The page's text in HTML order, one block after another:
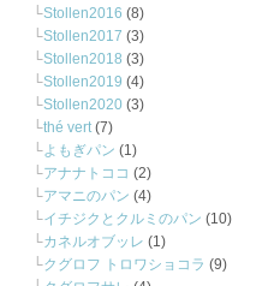
Stollen2016 (8)
Stollen2017 (3)
Stollen2018 (3)
Stollen2019 (4)
Stollen2020 (3)
thé vert(7)
よもぎパン (1)
アナナトココ (2)
アマニのパン (4)
イチジクとクルミのパン (10)
カネルオブッレ (1)
クグロフ トロワショコラ (9)